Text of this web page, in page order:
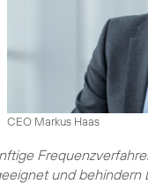
CEO Markus Haas
und behindern